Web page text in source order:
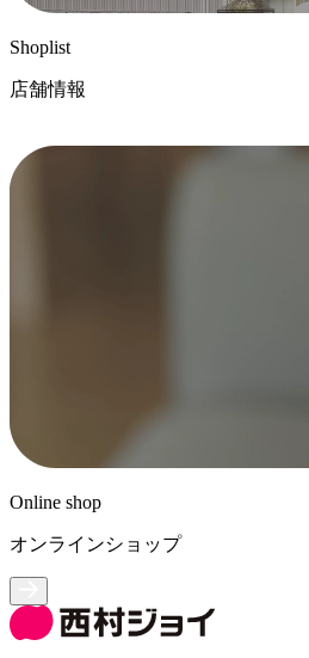
Shoplist
店舗情報
Online shop
オンラインショップ